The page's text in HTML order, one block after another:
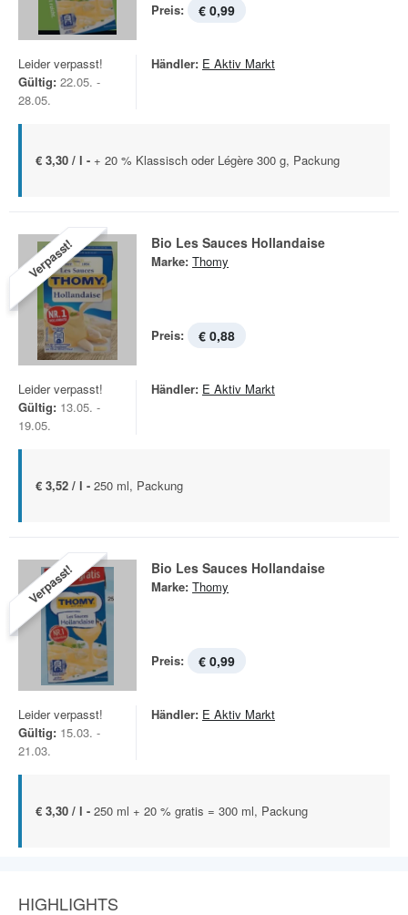
Preis: € 0,99
Leider verpasst!
Gültig: 22.05. -
28.05.
Händler: E Aktiv Markt
€ 3,30 / l - + 20 % Klassisch oder Légère 300 g, Packung
Verpasst! Bio Les Sauces Hollandaise
Marke: Thomy
Preis: € 0,88
Leider verpasst!
Gültig: 13.05. -
19.05.
Händler: E Aktiv Markt
€ 3,52 / l - 250 ml, Packung
Verpasst! Bio Les Sauces Hollandaise
Marke: Thomy
Preis: € 0,99
Leider verpasst!
Gültig: 15.03. -
21.03.
Händler: E Aktiv Markt
€ 3,30 / l - 250 ml + 20 % gratis = 300 ml, Packung
HIGHLIGHTS